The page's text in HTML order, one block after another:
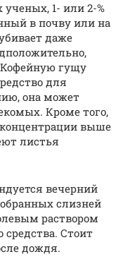
1- или 2-%
в почву или на
даже
гущу
для
она может
Кроме того,
выше
листья
вечерний
слизней
раствором
Стоит
дождя.